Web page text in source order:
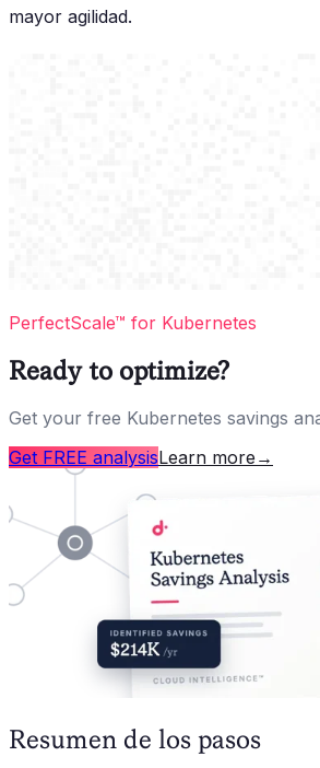
mayor agilidad.
PerfectScale™ for Kubernetes
Ready to optimize?
Get your free Kubernetes savings
Get FREE analysisLearn more →
Resumen de los pasos